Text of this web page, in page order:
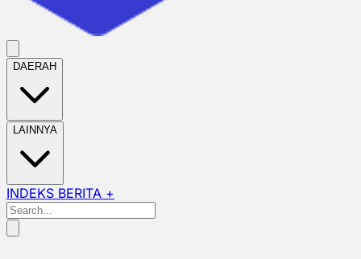
DAERAH
LAINNYA
INDEKS BERITA +